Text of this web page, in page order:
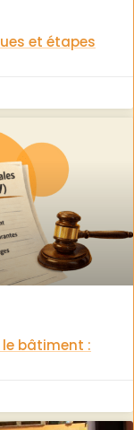
et étapes
bâtiment :